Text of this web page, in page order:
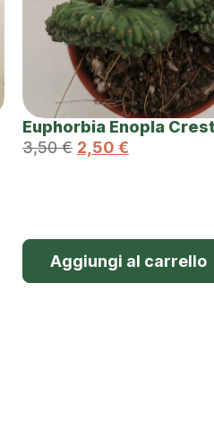
Euphorbia Enopla
3,50€ 2,50 €
Aggiungi al carrello